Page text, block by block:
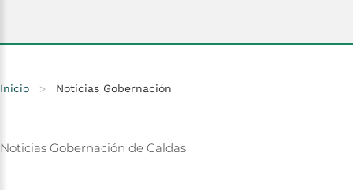
Inicio > Noticias Gobernación
Noticias Gobernación de Caldas